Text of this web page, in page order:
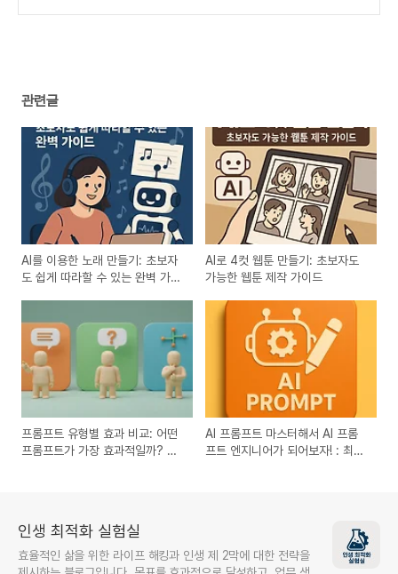
관련글
AI를 이용한 노래 만들기: 초보자
도 쉽게 따라할 수 있는 완벽 가이
AI로 4컷 웹툰 만들기: 초보자도
가능한 웹툰 제작 가이드
프롬프트 유형별 효과 비교: 어떤
프롬프트가 가장 효과적일까? 지
AI 프롬프트 마스터해서 AI 프롬
프트 엔지니어가 되어보자! : 최적
인생 최적화 실험실
효율적인 삶을 위한 라이프 해킹과 인생 제 2막에 대한 전략을